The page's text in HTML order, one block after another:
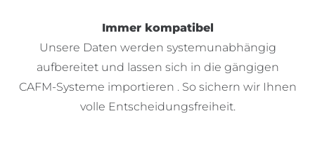
Immer kompatibel
Unsere Daten werden systemunabhängig
aufbereitet und lassen sich in die gängigen
CAFM-Systeme importieren . So sichern wir Ihnen
volle Entscheidungsfreiheit.